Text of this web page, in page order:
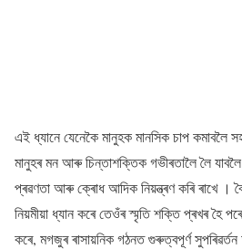
এই ধ্যানে যেনেকৈ মানুহক মানসিক চাপ কমাবলৈ
মানুহৰ মন আৰু চিন্তাশক্তিক গভীৰতালৈ লৈ
প্ৰৱণতা আৰু ক্ৰোধ আদিক নিয়ন্ত্ৰণ কৰি ৰাখে ।
নিয়মীয়া ধ্যান কৰে তেওঁৰ স্মৃতি শক্তি প্ৰখৰ হৈ
কৰে, মগজুৰ ৰাসায়নিক গঠনত গুৰুত্বপূৰ্ণ